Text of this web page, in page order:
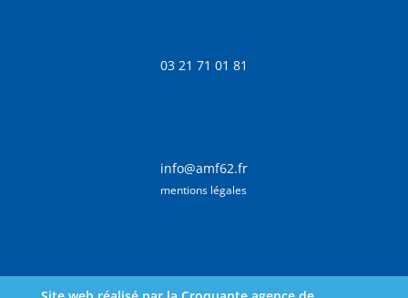
03 21 71 01 81
info@amf62.fr
mentions légales